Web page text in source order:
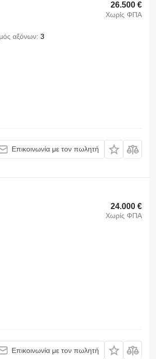
26.500 €
Χωρίς ΦΠΑ
αξόνων 3
Επικοινωνία με τον πωλητή
24.000 €
Χωρίς ΦΠΑ
Επικοινωνία με τον πωλητή